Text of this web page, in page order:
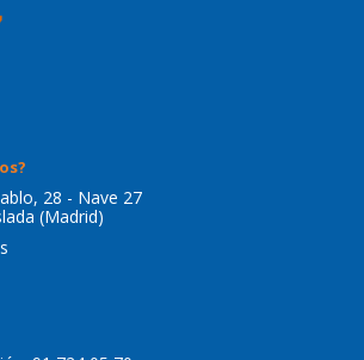
28 - Nave 27
(Madrid)